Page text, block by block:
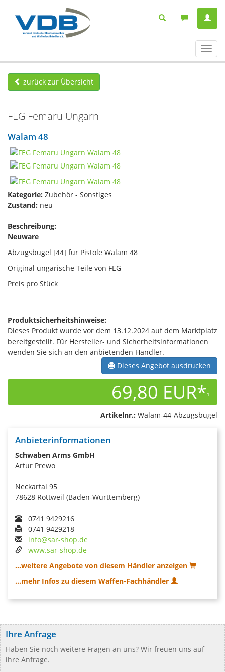
ein-/
zurück zur Übersicht
FEG Femaru Ungarn
Walam 48
Kategorie: Zubehör - Sonstiges
Zustand: neu
Beschreibung:
Neuware
Abzugsbügel [44] für Pistole Walam 48
Original ungarische Teile von FEG
Preis pro Stück
Produktsicherheitshinweise:
Dieses Produkt wurde vor dem 13.12.2024 auf dem Marktplatz
bereitgestellt. Für Hersteller- und Sicherheitsinformationen
wenden Sie sich an den anbietenden Händler.
Dieses Angebot ausdrucken
69,80 EUR*1
Artikelnr.: Walam-44-Abzugsbügel
Anbieterinformationen
Schwaben Arms GmbH
Artur Prewo
Neckartal 95
78628 Rottweil (Baden-Württemberg)
0741 9429216
0741 9429218
info@sar-shop.de
www.sar-shop.de
...weitere Angebote von diesem Händler anzeigen
...mehr Infos zu diesem Waffen-Fachhändler
Ihre Anfrage
Haben Sie noch weitere Fragen an uns? Wir freuen uns auf
ihre Anfrage.